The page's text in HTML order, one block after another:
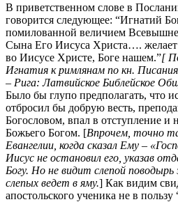
В приветственном слове в
говорится следующее: “Игнатий
помилованной величием
Сына Его Иисуса Христа…. желает
во Иисусе Христе, Боге нашем.”[
Игнатия к римлянам по кн.
– Рига: Латвийское Библейское
Было бы глупо предполагать, что
отбросил бы добрую весть,
Богословом, впал в отступление и
Божьего Богом. [Впрочем, точно
Евангелии, когда сказал Ему –
Иисус не остановил его, указав
Богу. Но не видит слепой поводырь
слепых ведет в яму.] Как видим
апостольского ученика не в пользу